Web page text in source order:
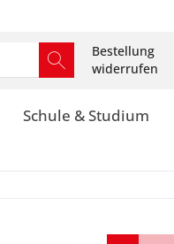
Bestellung
widerrufen
Schule & Studium